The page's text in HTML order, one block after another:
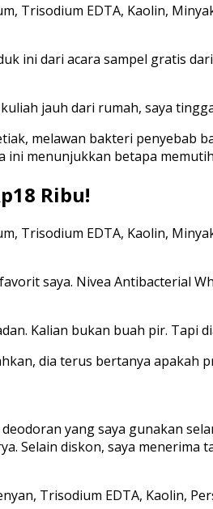
Trisodium EDTA, Kaolin,
ini dari acara sampel gratis
jauh dari rumah, saya
melawan bakteri penyebab
ini menunjukkan betapa
Ribu!
Trisodium EDTA, Kaolin,
saya. Nivea Antibacterial
Kalian bukan buah pir. Tapi
dia terus bertanya apakah
yang saya gunakan
Selain diskon, saya menerima
Trisodium EDTA, Kaolin,